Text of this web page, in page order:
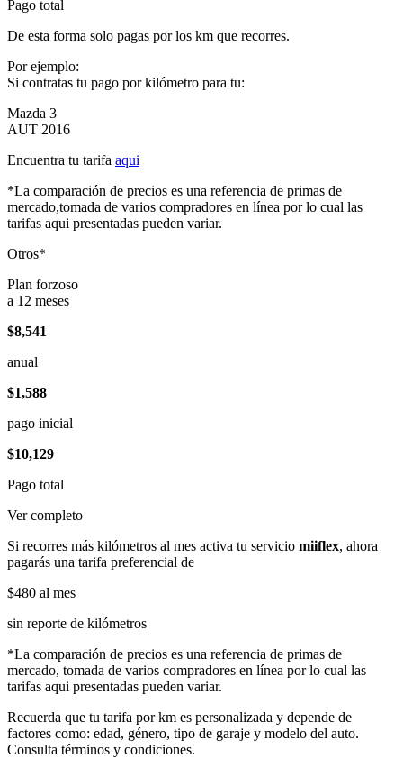
Pago total
De esta forma solo pagas por los km que recorres.
Por ejemplo:
Si contratas tu pago por kilómetro para tu:
Mazda 3
AUT 2016
Encuentra tu tarifa aqui
*La comparación de precios es una referencia de primas de
mercado,tomada de varios compradores en línea por lo cual las
tarifas aqui presentadas pueden variar.
Otros*
Plan forzoso
a 12 meses
$8,541
anual
$1,588
pago inicial
$10,129
Pago total
Ver completo
Si recorres más kilómetros al mes activa tu servicio miiflex, ahora
pagarás una tarifa preferencial de
$480 al mes
sin reporte de kilómetros
*La comparación de precios es una referencia de primas de
mercado, tomada de varios compradores en línea por lo cual las
tarifas aqui presentadas pueden variar.
Recuerda que tu tarifa por km es personalizada y depende de
factores como: edad, género, tipo de garaje y modelo del auto.
Consulta términos y condiciones.